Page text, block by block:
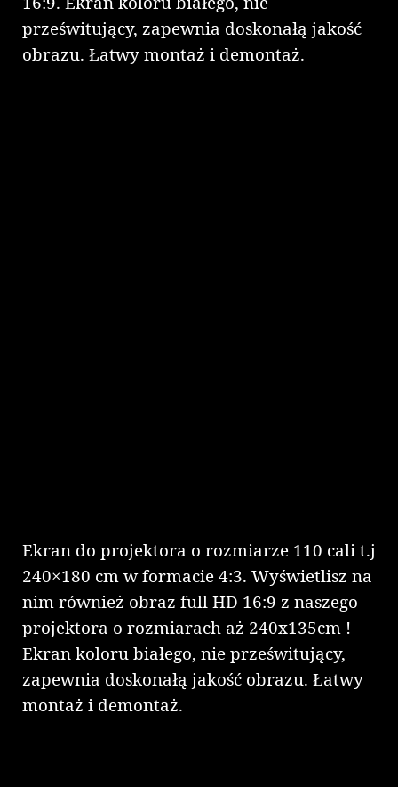
prześwitujący, zapewnia doskonałą jakość
obrazu. Łatwy montaż i demontaż.
Ekran do projektora o rozmiarze 110 cali t.j
240×180 cm w formacie 4:3. Wyświetlisz na
nim również obraz full HD 16:9 z naszego
projektora o rozmiarach aż 240x135cm !
Ekran koloru białego, nie prześwitujący,
zapewnia doskonałą jakość obrazu. Łatwy
montaż i demontaż.